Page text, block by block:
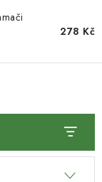
278 Kč